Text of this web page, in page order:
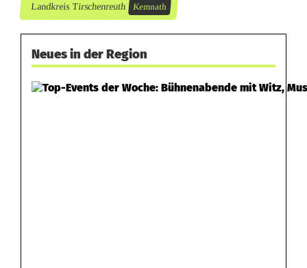
Landkreis Tirschenreuth Kemnath
Neues in der Region